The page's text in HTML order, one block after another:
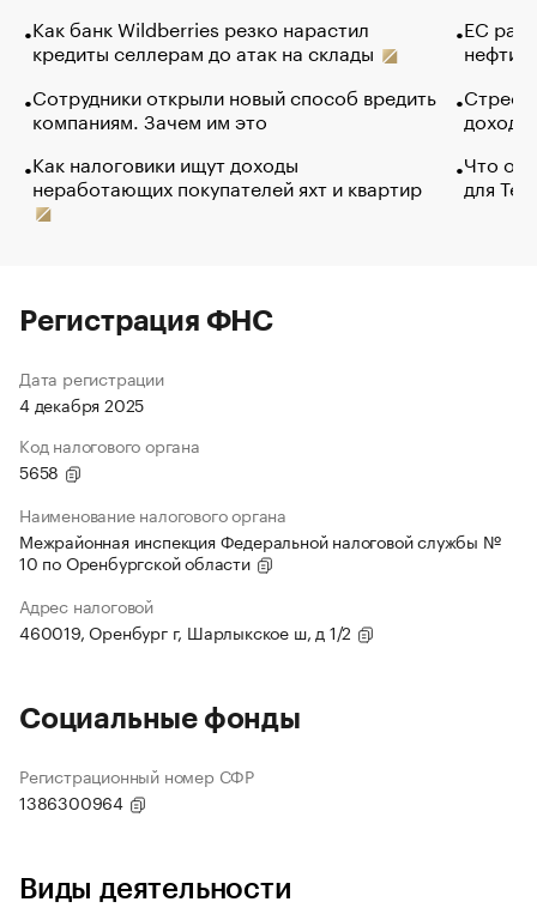
Как банк Wildberries резко нарастил
кредиты селлерам до атак на склады
Сотрудники открыли новый способ вредить
компаниям. Зачем им это
Как налоговики ищут доходы
неработающих покупателей яхт и квартир
ЕС
нефти
Что
для
Регистрация ФНС
Дата регистрации
4 декабря 2025
Код налогового органа
5658
Наименование налогового органа
Межрайонная инспекция Федеральной налоговой службы №
10 по Оренбургской области
Адрес налоговой
460019, Оренбург г, Шарлыкское ш, д 1/2
Социальные фонды
Регистрационный номер СФР
1386300964
Виды деятельности